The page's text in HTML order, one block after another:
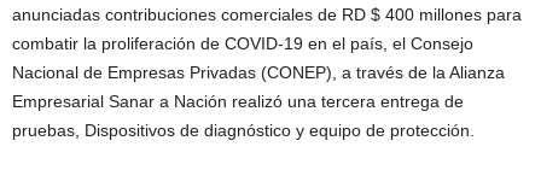
anunciadas contribuciones comerciales de RD $ 400 millones para
combatir la proliferación de COVID-19 en el país, el Consejo
Nacional de Empresas Privadas (CONEP), a través de la Alianza
Empresarial Sanar a Nación realizó una tercera entrega de
pruebas, Dispositivos de diagnóstico y equipo de protección.